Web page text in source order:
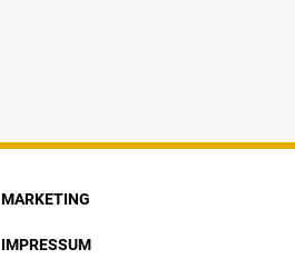
MARKETING
IMPRESSUM